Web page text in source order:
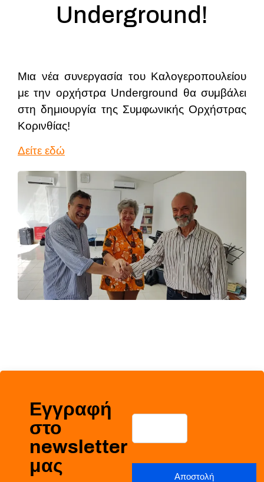
Underground!
Μια νέα συνεργασία του Καλογεροπουλείου
με την ορχήστρα Underground θα συμβάλει
στη δημιουργία της Συμφωνικής Ορχήστρας
Κορινθίας!
Δείτε εδώ
Εγγραφή
στο
newsletter
μας